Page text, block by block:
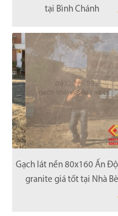
tại Bình Chánh
Gạch lát nền 80x160 Ấn
granite giá tốt tại Nhà Bè